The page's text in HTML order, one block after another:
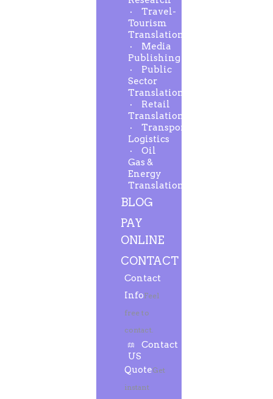
Travel-
Tourism
Translation
Media
Publishing
Public
Sector
Translation
Retail
Translation
Transport-
Logistics
Oil
Gas &
Energy
Translation
BLOG
PAY
ONLINE
CONTACT
Contact
InfoFeel
free to
contact.
Contact
US
QuoteGet
instant